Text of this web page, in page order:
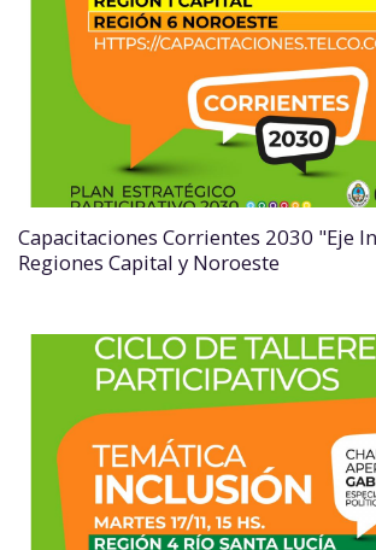
Capacitaciones Corrientes 2030 "Eje
Regiones Capital y Noroeste